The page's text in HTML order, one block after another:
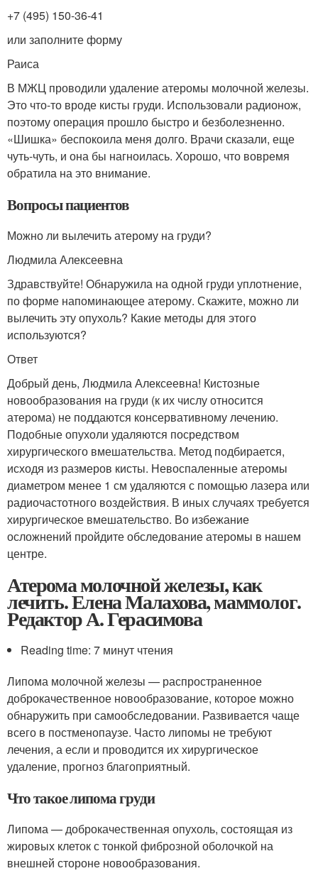
+7 (495) 150-36-41
или заполните форму
Раиса
В МЖЦ проводили удаление атеромы молочной железы.
Это что-то вроде кисты груди. Использовали радионож,
поэтому операция прошло быстро и безболезненно.
«Шишка» беспокоила меня долго. Врачи сказали, еще
чуть-чуть, и она бы нагноилась. Хорошо, что вовремя
обратила на это внимание.
Вопросы пациентов
Можно ли вылечить атерому на груди?
Людмила Алексеевна
Здравствуйте! Обнаружила на одной груди уплотнение,
по форме напоминающее атерому. Скажите, можно ли
вылечить эту опухоль? Какие методы для этого
используются?
Ответ
Добрый день, Людмила Алексеевна! Кистозные
новообразования на груди (к их числу относится
атерома) не поддаются консервативному лечению.
Подобные опухоли удаляются посредством
хирургического вмешательства. Метод подбирается,
исходя из размеров кисты. Невоспаленные атеромы
диаметром менее 1 см удаляются с помощью лазера или
радиочастотного воздействия. В иных случаях требуется
хирургическое вмешательство. Во избежание
осложнений пройдите обследование атеромы в нашем
центре.
Атерома молочной железы, как
лечить. Елена Малахова, маммолог.
Редактор А. Герасимова
Reading time: 7 минут чтения
Липома молочной железы — распространенное
доброкачественное новообразование, которое можно
обнаружить при самообследовании. Развивается чаще
всего в постменопаузе. Часто липомы не требуют
лечения, а если и проводится их хирургическое
удаление, прогноз благоприятный.
Что такое липома груди
Липома — доброкачественная опухоль, состоящая из
жировых клеток с тонкой фиброзной оболочкой на
внешней стороне новообразования.